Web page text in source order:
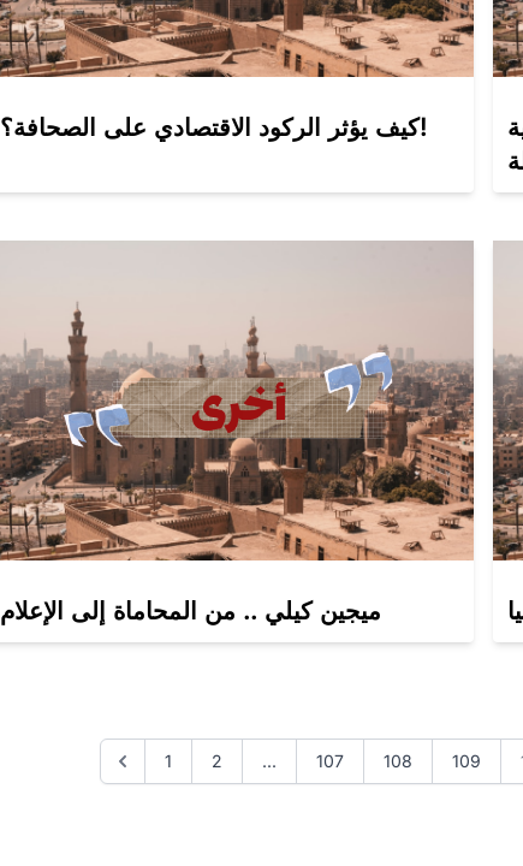
كيف يؤثر الركود الاقتصادي على الصحافة؟!
ميجين كيلي .. من المحاماة إلى الإعلام
1 2 ... 107 108 109